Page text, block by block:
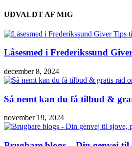
UDVALDT AF MIG
Låsesmed i Frederikssund
december 8, 2024
Så nemt kan du få tilbud &
november 19, 2024